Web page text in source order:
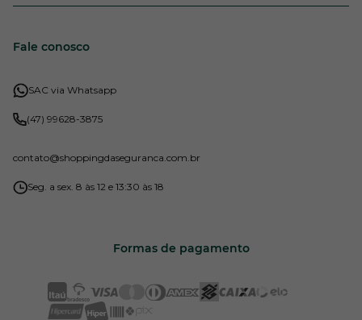
Fale conosco
SAC via Whatsapp
(47) 99628-3875
contato@shoppingdaseguranca.com.br
Seg. a sex. 8 às 12 e 13:30 às 18
Formas de pagamento